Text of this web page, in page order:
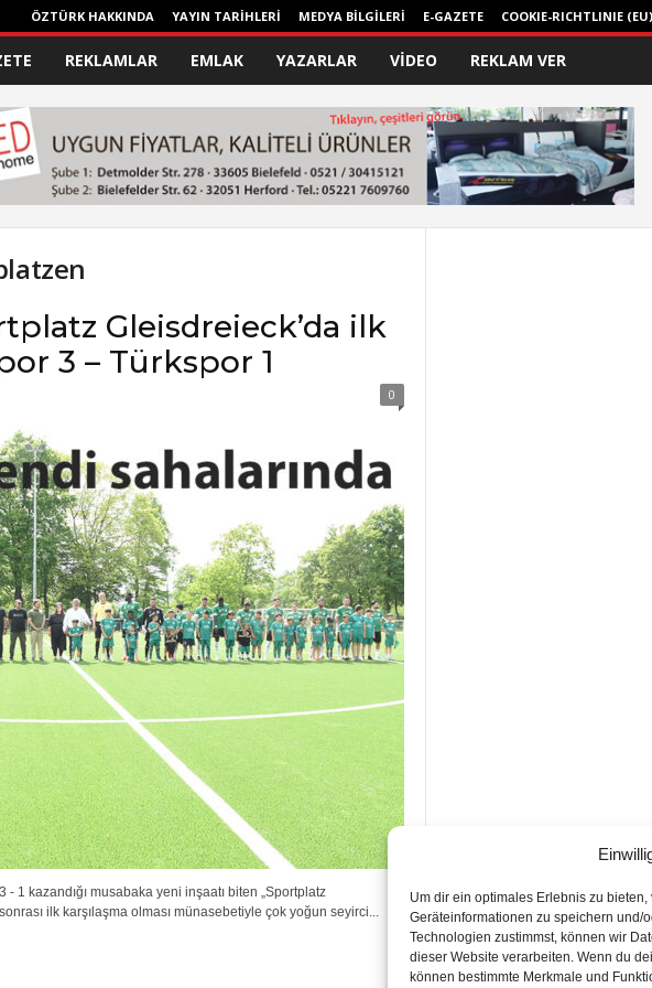
Um dir ein optimales Erlebnis zu
Geräteinformationen zu speichern und/
Technologien zustimmst, können wir
dieser Website verarbeiten. Wenn du
können bestimmte Merkmale und
ÖZTÜRK HAKKINDA YAYIN TARİHLERİ MEDYA BİLGİLERİ E-GAZETE COOKIE-RICHTLINIE (EU)
REKLAMLAR EMLAK YAZARLAR VİDEO REKLAM VER
Gleisdreieck’da ilk
3 – Türkspor 1
0
1 kazandığı musabaka yeni inşaatı biten „Sportplatz
ilk karşılaşma olması münasebetiyle çok yoğun seyirci...